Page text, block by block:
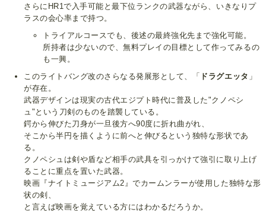
さらにHR1で入手可能と最下位ランクの武器ながら、いきなりプ
ラスの会心率まで持つ。
トライアルコースでも、後述の最終強化先まで強化可能。
所持者は少ないので、無料プレイの目標として作ってみるの
も一興。
このライトバング改のさらなる発展形として、「 ドラグエッタ 」
が存在。
武器デザインは現実の古代エジプト時代に普及した"クノペシ
ュ"という刀剣のものを踏襲している。
鍔から伸びた刀身が一旦後方へ90度に折れ曲がれ、
そこから半円を描くように前へと伸びるという独特な形状であ
る。
クノペシュは剣や盾など相手の武具を引っかけて強引に取り上げ
ることに重点を置いた武器。
映画『ナイトミュージアム2』でカームンラーが使用した独特な形
状の剣、
と言えば映画を覚えている方にはわかるだろうか。